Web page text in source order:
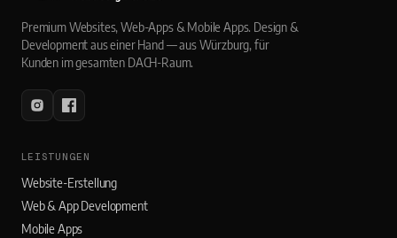
Premium Websites, Web-Apps & Mobile Apps. Design &
Development aus einer Hand — aus Würzburg, für
Kunden im gesamten DACH-Raum.
LEISTUNGEN
Website-Erstellung
Web & App Development
Mobile Apps